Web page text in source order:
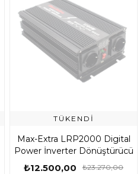
TÜKENDI
Max-Extra LRP2000 Digital
Power İnverter Dönüştürücü
₺12.500,00 ₺23.270,00